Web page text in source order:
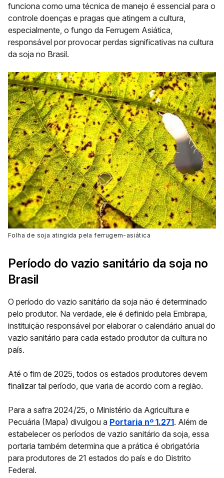
funciona como uma técnica de manejo é essencial para o
controle doenças e pragas que atingem a cultura,
especialmente, o fungo da Ferrugem Asiática,
responsável por provocar perdas significativas na cultura
da soja no Brasil.
Folha de soja atingida pela ferrugem-asiática
Período do vazio sanitário da soja no
Brasil
O período do vazio sanitário da soja não é determinado
pelo produtor. Na verdade, ele é definido pela Embrapa,
instituição responsável por elaborar o calendário anual do
vazio sanitário para cada estado produtor da cultura no
país.
Até o fim de 2025, todos os estados produtores devem
finalizar tal período, que varia de acordo com a região.
Para a safra 2024/25, o Ministério da Agricultura e
Pecuária (Mapa) divulgou a Portaria nº 1.271. Além de
estabelecer os períodos de vazio sanitário da soja, essa
portaria também determina que a prática é obrigatória
para produtores de 21 estados do país e do Distrito
Federal.